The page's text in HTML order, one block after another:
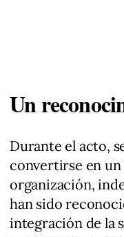
Un
Durante el acto,
convertirse en un
organización,
han sido
integración de la